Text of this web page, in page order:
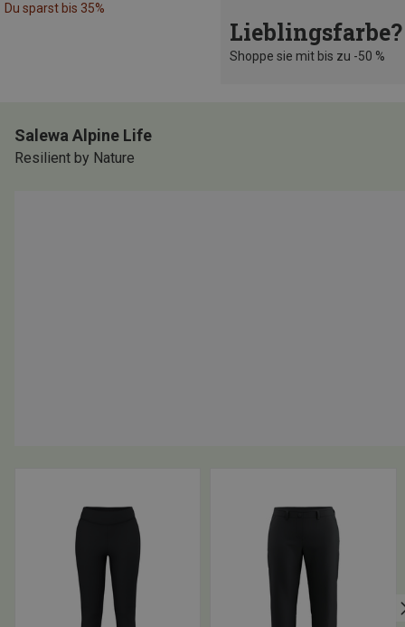
Du sparst bis 35%
Lieblingsfarbe?
Shoppe sie mit bis zu -50 %
Salewa Alpine Life
Resilient by Nature